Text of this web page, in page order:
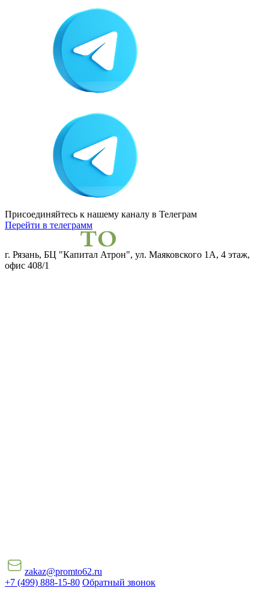
Присоединяйтесь к нашему каналу в Телеграм
Перейти в телеграмм
г. Рязань, БЦ "Капитал Атрон", ул. Маяковского 1А, 4 этаж,
офис 408/1
zakaz@promto62.ru
+7 (499) 888-15-80 Обратный звонок